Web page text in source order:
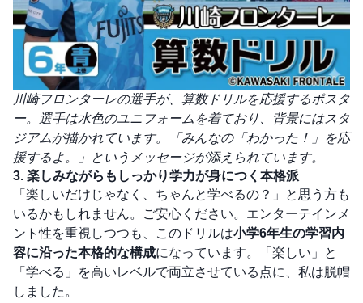
川崎フロンターレの選手が、算数ドリルを応援するポスタ
ー。選手は水色のユニフォームを着ており、背景にはスタ
ジアムが描かれています。「みんなの「わかった！」を応
援するよ。」というメッセージが添えられています。
3. 楽しみながらもしっかり学力が身につく本格派
「楽しいだけじゃなく、ちゃんと学べるの？」と思う方も
いるかもしれません。ご安心ください。エンターテインメ
ント性を重視しつつも、このドリルは小学6年生の学習内
容に沿った本格的な構成になっています。「楽しい」と
「学べる」を高いレベルで両立させている点に、私は脱帽
しました。